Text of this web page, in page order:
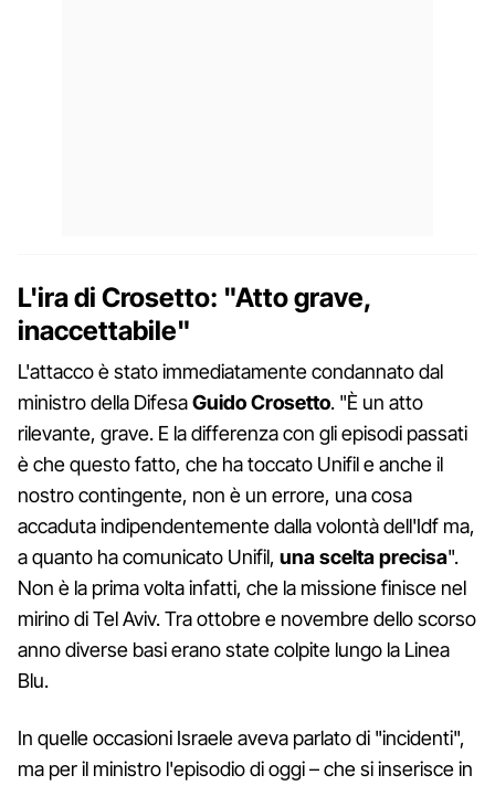
L'ira di Crosetto: "Atto grave,
inaccettabile"
L'attacco è stato immediatamente condannato dal
ministro della DifesaGuido Crosetto. "È un atto
rilevante, grave. E la differenza con gli episodi passati
è che questo fatto, che ha toccato Unifil e anche il
nostro contingente, non è un errore, una cosa
accaduta indipendentemente dalla volontà dell'Idf ma,
a quanto ha comunicato Unifil, una scelta precisa".
Non è la prima volta infatti, che la missione finisce nel
mirino di Tel Aviv. Tra ottobre e novembre dello scorso
anno diverse basi erano state colpite lungo la Linea
Blu.
In quelle occasioni Israele aveva parlato di "incidenti",
ma per il ministro l'episodio di oggi – che si inserisce in